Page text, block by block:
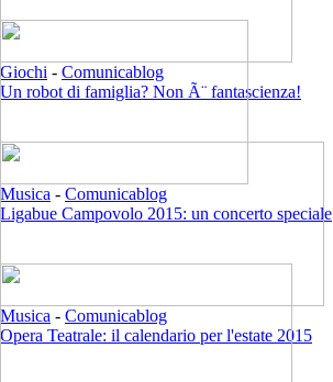
Giochi - Comunicablog
Un robot di famiglia? Non Ã¨ fantascienza!
Musica - Comunicablog
Ligabue Campovolo 2015: un concerto speciale
Musica - Comunicablog
Opera Teatrale: il calendario per l'estate 2015